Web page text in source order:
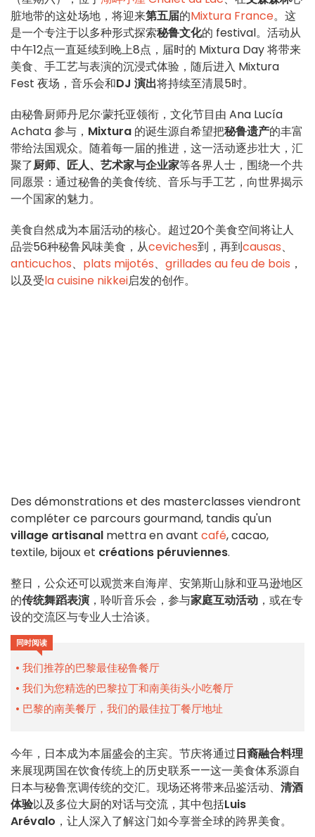
脏地带的这处场地，将迎来第五届的Mixtura France。这
是一个专注于以多种形式探索秘鲁文化的 festival。活动从
中午12点一直延续到晚上8点，届时的 Mixtura Day 将带来
美食、手工艺与表演的沉浸式体验，随后进入 Mixtura
Fest 夜场，音乐会和DJ 演出将持续至清晨5时。
由秘鲁厨师丹尼尔·蒙托亚领衔，文化节目由 Ana Lucía
Achata 参与， Mixtura 的诞生源自希望把秘鲁遗产的丰富
带给法国观众。随着每一届的推进，这一活动逐步壮大，汇
聚了厨师、匠人、艺术家与企业家等各界人士，围绕一个共
同愿景：通过秘鲁的美食传统、音乐与手工艺，向世界揭示
一个国家的魅力。
美食自然成为本届活动的核心。超过20个美食空间将让人
品尝56种秘鲁风味美食，从ceviches到 ，再到causas、
anticuchos、 plats mijotés、 grillades au feu de bois ，
以及受la cuisine nikkei启发的创作。
Des démonstrations et des masterclasses viendront
compléter ce parcours gourmand, tandis qu'un
village artisanal mettra en avant café, cacao,
textile, bijoux et créations péruviennes.
整日，公众还可以观赏来自海岸、安第斯山脉和亚马逊地区
的传统舞蹈表演 ，聆听音乐会，参与家庭互动活动 ，或在专
设的交流区与专业人士洽谈。
同时阅读
我们推荐的巴黎最佳秘鲁餐厅
我们为您精选的巴黎拉丁和南美街头小吃餐厅
巴黎的南美餐厅，我们的最佳拉丁餐厅地址
今年，日本成为本届盛会的主宾。节庆将通过日裔融合料理
来展现两国在饮食传统上的历史联系——这一美食体系源自
日本与秘鲁烹调传统的交汇。现场还将带来品鉴活动、 清酒
体验以及多位大厨的对话与交流，其中包括Luis
Arévalo ，让人深入了解这门如今享誉全球的跨界美食。